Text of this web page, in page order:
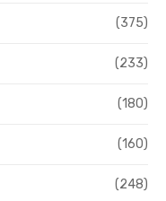
(375)
(233)
(180)
(160)
(248)